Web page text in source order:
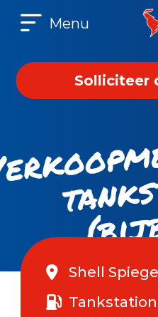
Menu
Solliciteer
Shell
Tankstation